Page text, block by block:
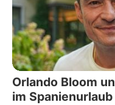
Orlando Bloom
im Spanienurlaub